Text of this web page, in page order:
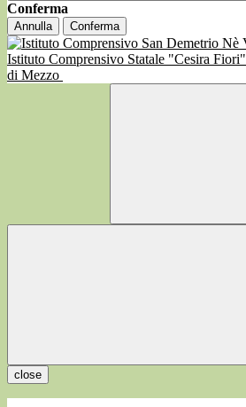
Conferma
Annulla Conferma
Istituto Comprensivo Statale "Cesira Fiori"
di Mezzo
close